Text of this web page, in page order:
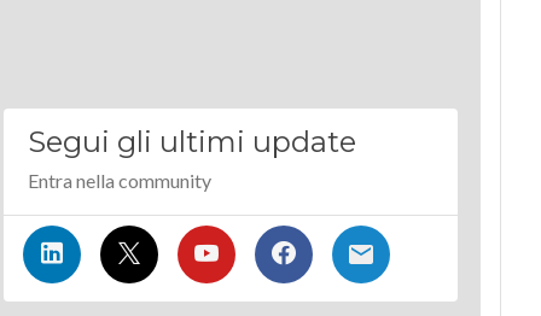
Segui gli ultimi update
Entra nella community